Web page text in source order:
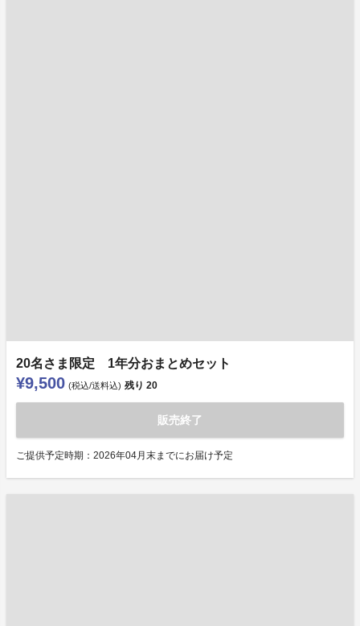
20名さま限定 1年分おまとめセット
¥9,500 (税込/送料込) 残り 20
販売終了
ご提供予定時期：2026年04月末までにお届け予定